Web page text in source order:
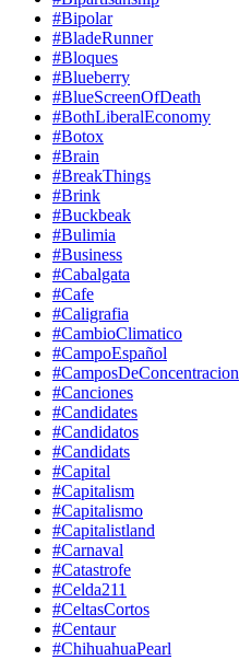
#Bipolar
#BladeRunner
#Bloques
#Blueberry
#BlueScreenOfDeath
#BothLiberalEconomy
#Botox
#Brain
#BreakThings
#Brink
#Buckbeak
#Bulimia
#Business
#Cabalgata
#Cafe
#Caligrafia
#CambioClimatico
#CampoEspañol
#CamposDeConcentracion
#Canciones
#Candidates
#Candidatos
#Candidats
#Capital
#Capitalism
#Capitalismo
#Capitalistland
#Carnaval
#Catastrofe
#Celda211
#CeltasCortos
#Centaur
#ChihuahuaPearl